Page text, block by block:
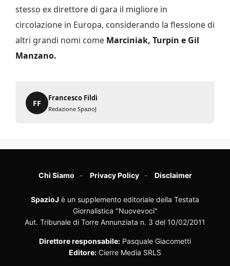
stesso ex direttore di gara il migliore in
circolazione in Europa, considerando la flessione di
altri grandi nomi come Marciniak, Turpin e Gil
Manzano.
FF
Francesco Fildi
Redazione SpazioJ
Chi Siamo Privacy Policy Disclaimer
SpazioJ è un supplemento editoriale della Testata
Giornalistica "Nuovevoci"
Aut. Tribunale di Torre Annunziata n. 3 del 10/02/2011
Direttore responsabile: Pasquale Giacometti
Editore: Cierre Media SRLS